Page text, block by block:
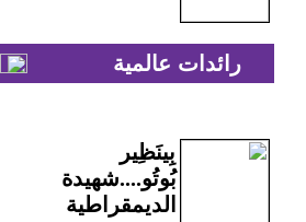
رائدات عالمية
بِينَظِير
بُوتُو....شهيدة
الديمقراطية